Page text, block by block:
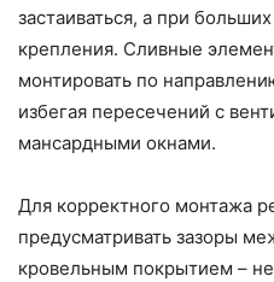
застаиваться, а при
крепления. Сливные
монтировать по
избегая пересечений с
мансардными окнами.
Для корректного монтажа
предусматривать зазоры
кровельным покрытием –